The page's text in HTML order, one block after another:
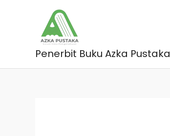
Penerbit Buku Azka Pustaka